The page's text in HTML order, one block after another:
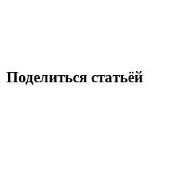
Поделиться статьёй